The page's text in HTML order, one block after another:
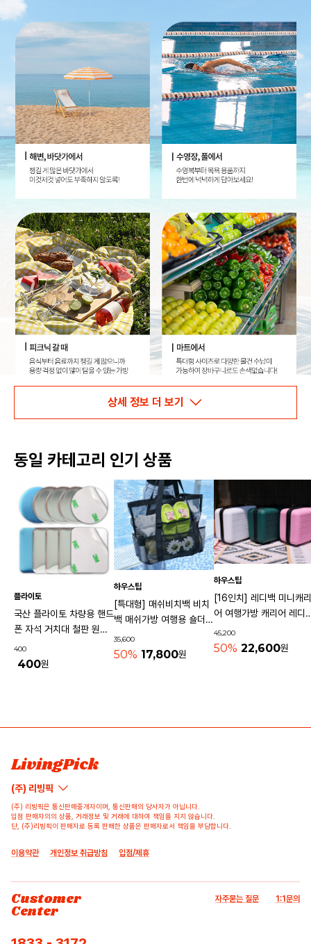
상세 정보 더 보기
동일 카테고리 인기 상품
플라이토
국산 플라이토 차량용 핸드
폰 자석 거치대 철판 원형
사각 40mm
400
400원
하우스팁
[특대형] 매쉬비치백 비치
백 매쉬가방 여행용 숄더백
물놀이가방 수영가방 물빠
지는가방
35,600
50% 17,800원
하우스팁
[16인치] 레디백 미니캐리
어 여행가방 캐리어 레디
기내용가방
45,200
50% 22,600원
LivingPick
(주) 리빙픽
(주) 리빙픽은 통신판매중개자이며, 통신판매의 당사자가 아닙니다.
입점 판매자의의 상품, 거래정보 및 거래에 대하여 책임을 지지 않습니다.
단, (주)리빙픽이 판매자로 등록 판매한 상품은 판매자로서 책임을 부담합니다.
이용약관 개인정보 취급방침 입점/제휴
Customer
Center
자주묻는 질문 1:1문의